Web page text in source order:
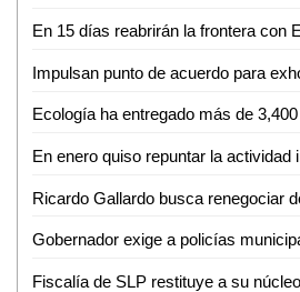
En enero quiso repuntar la actividad
Ricardo Gallardo busca renegociar